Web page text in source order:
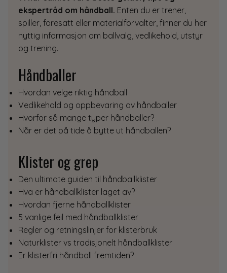
ekspertråd om håndball. Enten du er trener,
spiller, foresatt eller materialforvalter, finner du her
nyttig informasjon om ballvalg, vedlikehold, utstyr
og trening.
Håndballer
Hvordan velge riktig håndball
Vedlikehold og oppbevaring av håndballer
Hvorfor så mange typer håndballer?
Når er det på tide å bytte ut håndballen?
Klister og grep
Den ultimate guiden til håndballklister
Hva er håndballklister laget av?
Hvordan fjerne håndballklister
5 vanlige feil med håndballklister
Regler og retningslinjer for klisterbruk
Naturklister vs tradisjonelt håndballklister
Er klisterfri håndball fremtiden?